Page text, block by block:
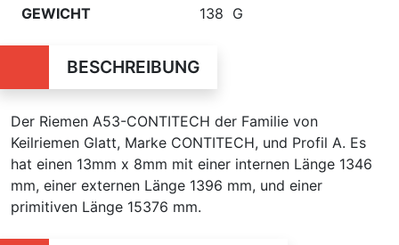
GEWICHT 138 G
BESCHREIBUNG
Der Riemen A53-CONTITECH der Familie von
Keilriemen Glatt, Marke CONTITECH, und Profil A. Es
hat einen 13mm x 8mm mit einer internen Länge 1346
mm, einer externen Länge 1396 mm, und einer
primitiven Länge 15376 mm.